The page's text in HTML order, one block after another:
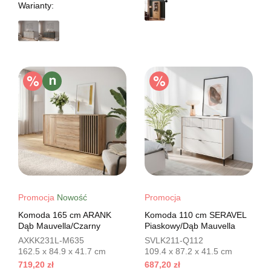
Warianty:
Promocja Nowość
Komoda 165 cm ARANK
Dąb Mauvella/Czarny
AXKK231L-M635
162.5 x 84.9 x 41.7 cm
719,20 zł
Promocja
Komoda 110 cm SERAVEL
Piaskowy/Dąb Mauvella
SVLK211-Q112
109.4 x 87.2 x 41.5 cm
687,20 zł